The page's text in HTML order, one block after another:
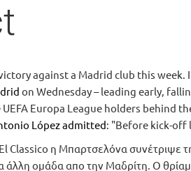
against a Madrid club this week.
on Wednesday – leading early,
Europa League holders behind
López admitted: "Before kick-off
El Classico η Μπαρτσελόνα συνέτριψε
ομάδα απο την Μαδρίτη. Ο